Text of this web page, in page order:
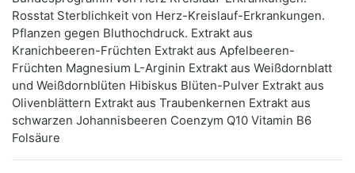
Rosstat Sterblichkeit von Herz-Kreislauf-Erkrankungen.
Pflanzen gegen Bluthochdruck. Extrakt aus
Kranichbeeren-Früchten Extrakt aus Apfelbeeren-
Früchten Magnesium L-Arginin Extrakt aus Weißdornblatt
und Weißdornblüten Hibiskus Blüten-Pulver Extrakt aus
Olivenblättern Extrakt aus Traubenkernen Extrakt aus
schwarzen Johannisbeeren Coenzym Q10 Vitamin B6
Folsäure